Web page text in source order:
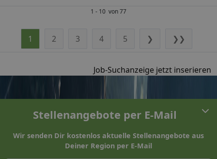
1 - 10 von 77
1 2 3 4 5 ❯ ❯❯
Job-Suchanzeige jetzt inserieren
Stellenangebote per E-Mail
Wir senden Dir kostenlos aktuelle Stellenangebote aus
Deiner Region per E-Mail